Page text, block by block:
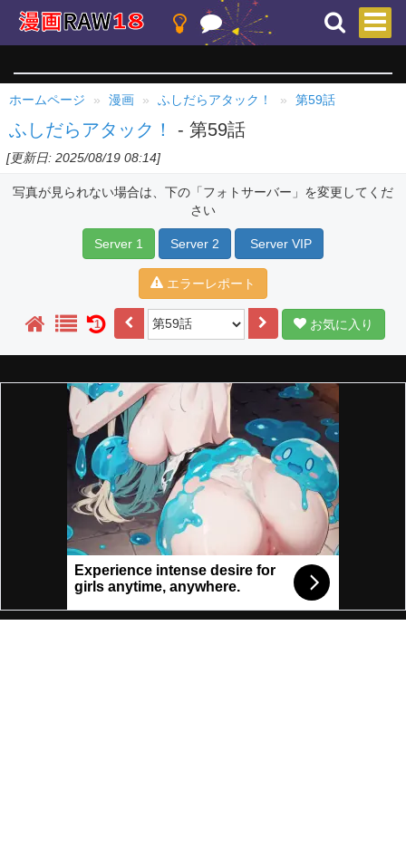
ホームページ 漫画 ふしだらアタック！ 第59話
ふしだらアタック！ - 第59話
[更新日: 2025/08/19 08:14]
写真が見られない場合は、下の「フォトサーバー」を変更してくだ
さい
Server 1 Server 2 Server VIP
エラーレポート
1 お気に入り